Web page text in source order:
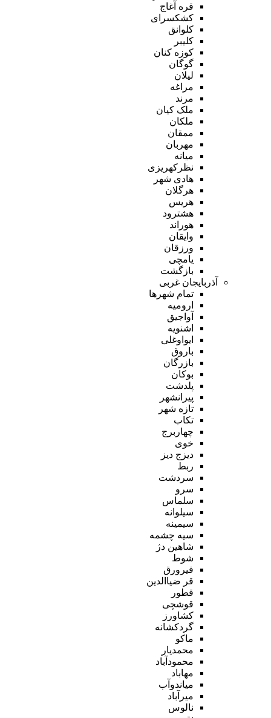
قره آغاج
کشکسرای
کلوانق
کلیبر
کوزه کنان
گوگان
لیلان
مراغه
مرند
ملک کیان
ملکان
ممقان
مهربان
میانه
نظرکهریزی
هادی شهر
هرگلان
هریس
هشترود
هوراند
وایقان
ورزقان
یامچی
بازگشت
آذربایجان غربی
تمام شهر‌ها
ارومیه
آواجیق
اشنویه
ایواوغلی
باروق
بازرگان
بوکان
پلدشت
پیرانشهر
تازه شهر
تکاب
چهاربرج
خوی
دیزج دیز
ربط
سردشت
سرو
سلماس
سیلوانه
سیمینه
سیه چشمه
شاهین دژ
شوط
فیرورق
قر ضیاالدین
قطور
قوشچی
کشاورز
گردکشانه
ماکو
محمدیار
محمودآباد
مهاباد
میاندوآب
میرآباد
نالوس